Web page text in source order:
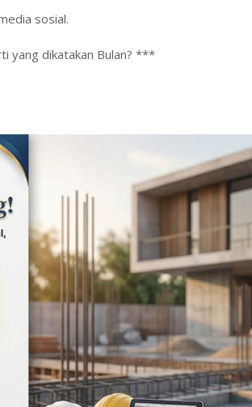
sosial.
yang dikatakan Bulan? ***